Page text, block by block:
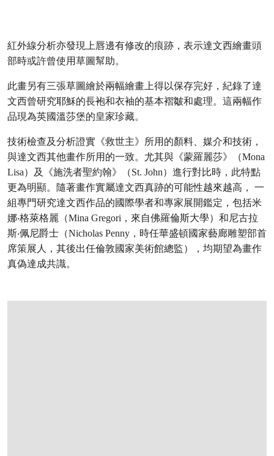
紅外線分析亦發現上唇邊有修改的痕跡，表示達文西繪畫頭
部時或許曾使用草圖幫助。
此畫另有三張草圖繪於兩幅繪畫上得以保存完好，紀錄了達
文西曾研究耶穌的長袍和衣袖的基本褶皺和處理。這兩幅作
品現為英國溫莎堡的皇家珍藏。
技術檢查及分析證實《救世主》所用的顏料、媒介和技術，
與達文西其他畫作所用的一致。尤其與《蒙羅麗莎》（Mona
Lisa）及《施洗者聖約翰》（St. John）進行對比時，此特點
更為明顯。隨著畫作實屬達文西真跡的可能性越來越高， 一
組專門研究達文西作品的國際學者和專家展開鑑定，包括米
娜‧格萊格麗（Mina Gregori，來自佛羅倫斯大學）和尼古拉
斯‧佩尼爵士（Nicholas Penny，時任華盛頓國家藝廊雕塑部首
席策展人，其後出任倫敦國家美術館總監），均期望為畫作
真偽達成共識。